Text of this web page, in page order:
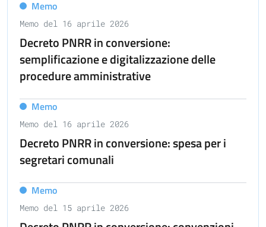
Memo
Memo del 16 aprile 2026
Decreto PNRR in conversione:
semplificazione e digitalizzazione delle
procedure amministrative
Memo
Memo del 16 aprile 2026
Decreto PNRR in conversione: spesa per i
segretari comunali
Memo
Memo del 15 aprile 2026